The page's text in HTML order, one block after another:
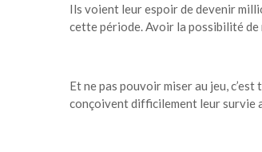
Ils voient leur espoir de devenir
cette période. Avoir la possibilité de
Et ne pas pouvoir miser au jeu,
conçoivent difficilement leur survie